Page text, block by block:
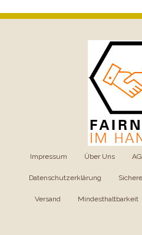
Impressum Über Uns
Datenschutzerklärung
Versand Mindesthaltbarkeit